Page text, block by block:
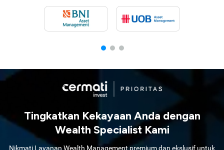
Tingkatkan Kekayaan Anda dengan
Wealth Specialist Kami
Nikmati Layanan Wealth Management premium dan ekslusif untuk